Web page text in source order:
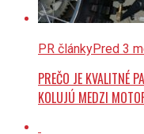
PR článkyPred 3
PREČO JE KVALITNÉ
KOLUJÚ MEDZI